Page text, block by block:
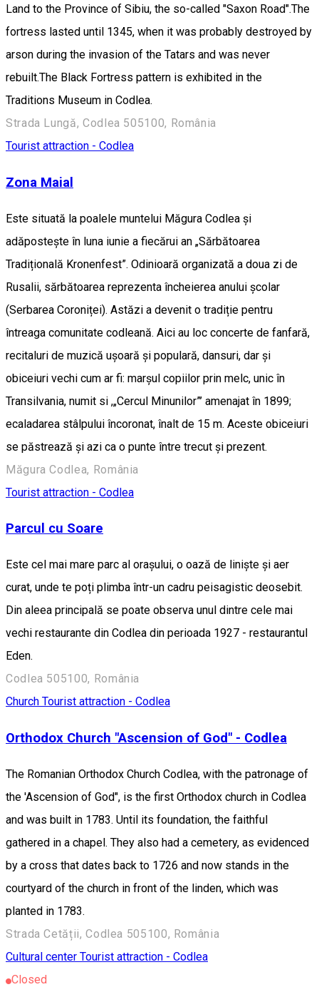
Land to the Province of Sibiu, the so-called "Saxon Road".The
fortress lasted until 1345, when it was probably destroyed by
arson during the invasion of the Tatars and was never
rebuilt.The Black Fortress pattern is exhibited in the
Traditions Museum in Codlea.
Strada Lungă, Codlea 505100, România
Tourist attraction - Codlea
Zona Maial
Este situată la poalele muntelui Măgura Codlea și
adăpostește în luna iunie a fiecărui an „Sărbătoarea
Tradițională Kronenfest”. Odinioară organizată a doua zi de
Rusalii, sărbătoarea reprezenta încheierea anului școlar
(Serbarea Coroniței). Astăzi a devenit o tradiție pentru
întreaga comunitate codleană. Aici au loc concerte de fanfară,
recitaluri de muzică ușoară și populară, dansuri, dar și
obiceiuri vechi cum ar fi: marșul copiilor prin melc, unic în
Transilvania, numit si ,„Cercul Minunilor”’ amenajat în 1899;
ecaladarea stâlpului încoronat, înalt de 15 m. Aceste obiceiuri
se păstrează și azi ca o punte între trecut și prezent.
Măgura Codlea, România
Tourist attraction - Codlea
Parcul cu Soare
Este cel mai mare parc al orașului, o oază de liniște și aer
curat, unde te poți plimba într-un cadru peisagistic deosebit.
Din aleea principală se poate observa unul dintre cele mai
vechi restaurante din Codlea din perioada 1927 - restaurantul
Eden.
Codlea 505100, România
Church Tourist attraction - Codlea
Orthodox Church "Ascension of God" - Codlea
The Romanian Orthodox Church Codlea, with the patronage of
the 'Ascension of God", is the first Orthodox church in Codlea
and was built in 1783. Until its foundation, the faithful
gathered in a chapel. They also had a cemetery, as evidenced
by a cross that dates back to 1726 and now stands in the
courtyard of the church in front of the linden, which was
planted in 1783.
Strada Cetății, Codlea 505100, România
Cultural center Tourist attraction - Codlea
Closed